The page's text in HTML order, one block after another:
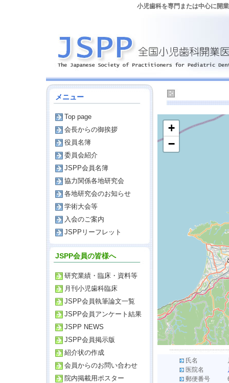
小児歯科を専門または中心に開
メニュー
Top page
会長からの御挨拶
役員名簿
委員会紹介
JSPP会員名簿
協力関係各地研究会
各地研究会のお知らせ
学術大会等
入会のご案内
JSPPリーフレット
JSPP会員の皆様へ
研究業績・臨床・資料等
月刊小児歯科臨床
JSPP会員執筆論文一覧
JSPP会員アンケート結果
JSPP NEWS
JSPP会員掲示版
紹介状の作成
会員からのお問い合わせ
院内掲載用ポスター
+
−
氏名
医院名
郵便番号